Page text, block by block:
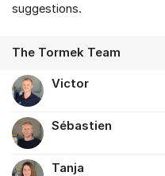
suggestions.
The Tormek Team
Victor
Sébastien
Tanja